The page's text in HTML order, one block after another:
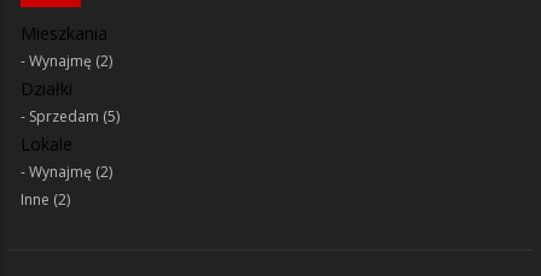
Mieszkania
Wynajmę (2)
Działki
Sprzedam (5)
Lokale
Wynajmę (2)
Inne (2)